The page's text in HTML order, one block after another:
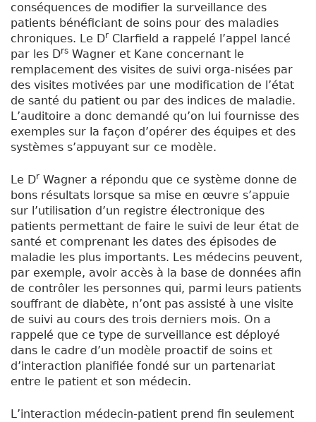
conséquences de modifier la surveillance des
patients bénéficiant de soins pour des maladies
chroniques. Le Dr Clarfield a rappelé l’appel lancé
par les Drs Wagner et Kane concernant le
remplacement des visites de suivi orga-nisées par
des visites motivées par une modification de l’état
de santé du patient ou par des indices de maladie.
L’auditoire a donc demandé qu’on lui fournisse des
exemples sur la façon d’opérer des équipes et des
systèmes s’appuyant sur ce modèle.
Le Dr Wagner a répondu que ce système donne de
bons résultats lorsque sa mise en œuvre s’appuie
sur l’utilisation d’un registre électronique des
patients permettant de faire le suivi de leur état de
santé et comprenant les dates des épisodes de
maladie les plus importants. Les médecins peuvent,
par exemple, avoir accès à la base de données afin
de contrôler les personnes qui, parmi leurs patients
souffrant de diabète, n’ont pas assisté à une visite
de suivi au cours des trois derniers mois. On a
rappelé que ce type de surveillance est déployé
dans le cadre d’un modèle proactif de soins et
d’interaction planifiée fondé sur un partenariat
entre le patient et son médecin.
L’interaction médecin-patient prend fin seulement